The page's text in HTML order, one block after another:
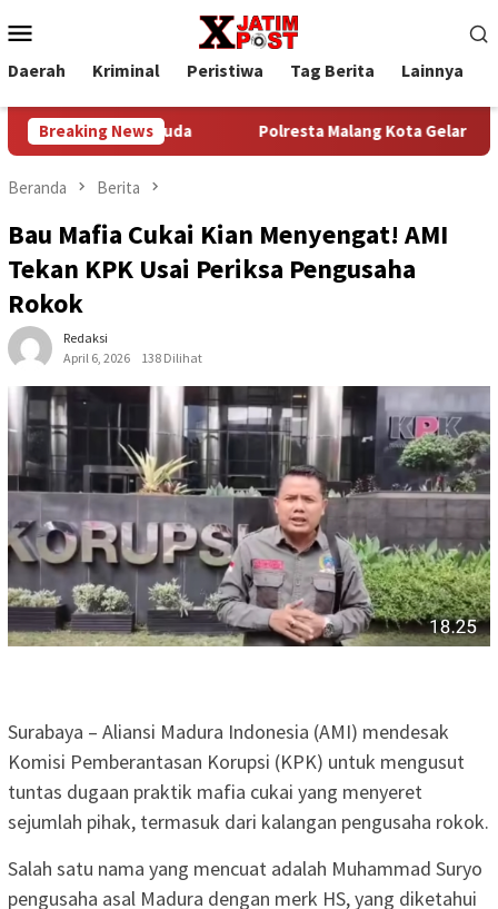
ke
kontenMobile
Daerah Kriminal Peristiwa Tag Berita Lainnya
Breaking News
Muda Polresta Malang Kota Gelar Bakkes Ajak
Beranda Berita
Bau Mafia Cukai Kian Menyengat! AMI
Tekan KPK Usai Periksa Pengusaha
Rokok
Redaksi
April 6, 2026
138 Dilihat
Surabaya – Aliansi Madura Indonesia (AMI) mendesak
Komisi Pemberantasan Korupsi (KPK) untuk mengusut
tuntas dugaan praktik mafia cukai yang menyeret
sejumlah pihak, termasuk dari kalangan pengusaha rokok.
Salah satu nama yang mencuat adalah Muhammad Suryo
pengusaha asal Madura dengan merk HS, yang diketahui